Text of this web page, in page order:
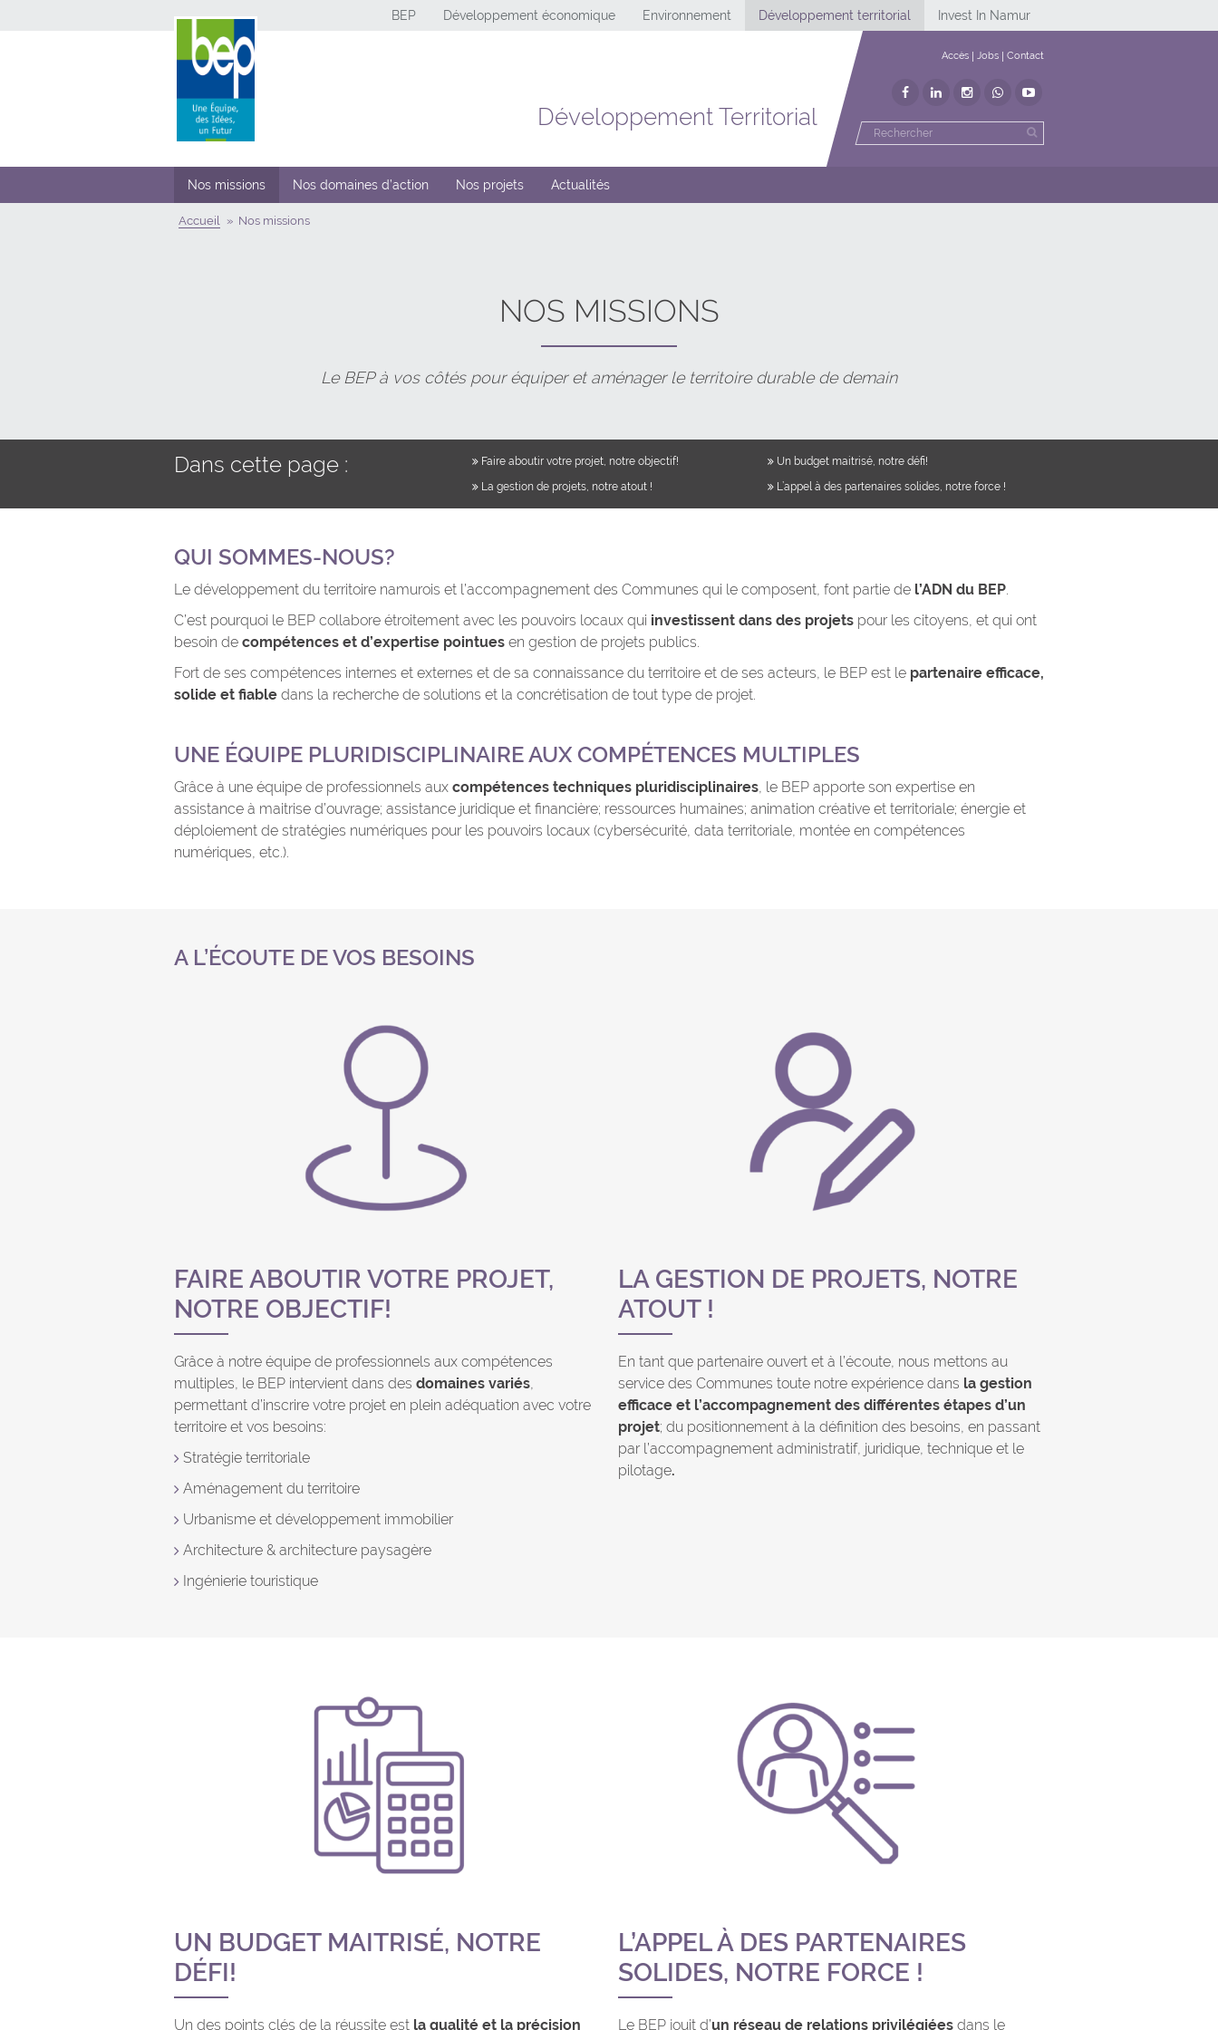
BEP Développement économique Environnement Développement territorial Invest In Namur
Développement Territorial
Accès Jobs Contact
Nos missions Nos domaines d’action Nos projets Actualités
Accueil Nos missions
NOS MISSIONS
Le BEP à vos côtés pour équiper et aménager le territoire durable de demain
Dans cette page :
Faire aboutir votre projet, notre objectif!
La gestion de projets, notre atout !
Un budget maitrisé, notre défi!
L’appel à des partenaires solides, notre force !
QUI SOMMES-NOUS?
Le développement du territoire namurois et l’accompagnement des Communes qui le composent, font partie de l’ADN du BEP.
C’est pourquoi le BEP collabore étroitement avec les pouvoirs locaux qui investissent dans des projets pour les citoyens, et qui ont
besoin de compétences et d’expertise pointues en gestion de projets publics.
Fort de ses compétences internes et externes et de sa connaissance du territoire et de ses acteurs, le BEP est le partenaire efficace,
solide et fiable dans la recherche de solutions et la concrétisation de tout type de projet.
UNE ÉQUIPE PLURIDISCIPLINAIRE AUX COMPÉTENCES MULTIPLES
Grâce à une équipe de professionnels aux compétences techniques pluridisciplinaires, le BEP apporte son expertise en
assistance à maitrise d’ouvrage; assistance juridique et financière; ressources humaines; animation créative et territoriale; énergie et
déploiement de stratégies numériques pour les pouvoirs locaux (cybersécurité, data territoriale, montée en compétences
numériques, etc.).
A L’ÉCOUTE DE VOS BESOINS
FAIRE ABOUTIR VOTRE PROJET,
NOTRE OBJECTIF!
Grâce à notre équipe de professionnels aux compétences
multiples, le BEP intervient dans des domaines variés,
permettant d’inscrire votre projet en plein adéquation avec votre
territoire et vos besoins:
Stratégie territoriale
Aménagement du territoire
Urbanisme et développement immobilier
Architecture & architecture paysagère
Ingénierie touristique
LA GESTION DE PROJETS, NOTRE
ATOUT !
En tant que partenaire ouvert et à l’écoute, nous mettons au
service des Communes toute notre expérience dans la gestion
efficace et l’accompagnement des différentes étapes d’un
projet; du positionnement à la définition des besoins, en passant
par l’accompagnement administratif, juridique, technique et le
pilotage.
UN BUDGET MAITRISÉ, NOTRE
DÉFI!
Un des points clés de la réussite est la qualité et la précision
L’APPEL À DES PARTENAIRES
SOLIDES, NOTRE FORCE !
Le BEP jouit d’un réseau de relations privilégiées dans le